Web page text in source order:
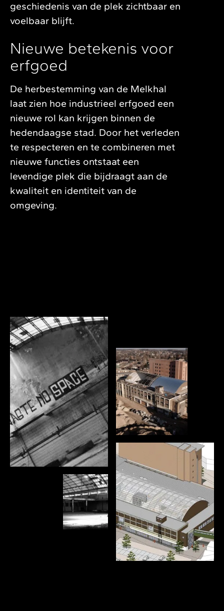
geschiedenis van de plek zichtbaar en
voelbaar blijft.
Nieuwe betekenis voor
erfgoed
De herbestemming van de Melkhal
laat zien hoe industrieel erfgoed een
nieuwe rol kan krijgen binnen de
hedendaagse stad. Door het verleden
te respecteren en te combineren met
nieuwe functies ontstaat een
levendige plek die bijdraagt aan de
kwaliteit en identiteit van de
omgeving.